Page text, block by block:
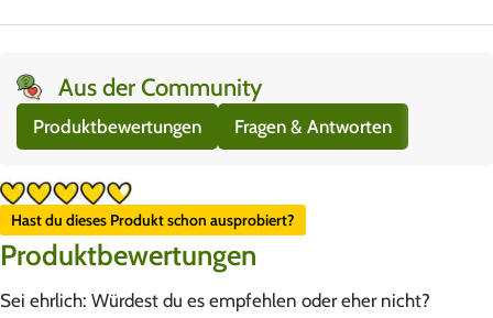
Aus der Community
Produktbewertungen Fragen & Antworten
Hast du dieses Produkt schon ausprobiert?
Produktbewertungen
Sei ehrlich: Würdest du es empfehlen oder eher nicht?